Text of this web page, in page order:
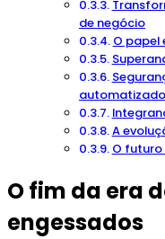
de negócio
O papel
automatizado
A
O
O fim da era
engessados